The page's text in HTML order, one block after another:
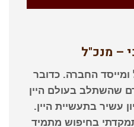
– מנכ"ל
ומייסד החברה. כדובר
שהשתלב בעולם היין
עשיר בתעשיית היין.
בחיפוש מתמיד